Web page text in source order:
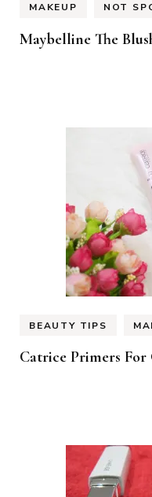
MAKEUP NOT
Maybelline The
BEAUTY TIPS
Catrice Primers For